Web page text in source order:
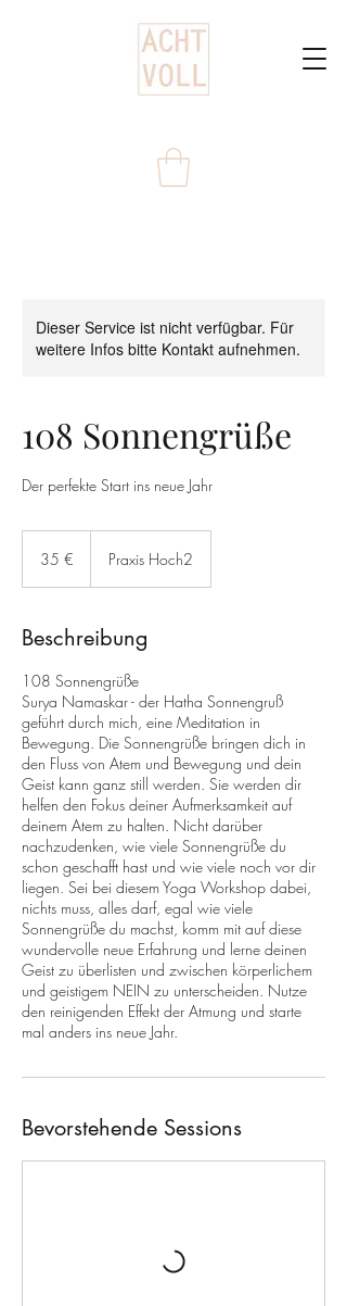
Dieser Service ist nicht verfügbar. Für
weitere Infos bitte Kontakt aufnehmen.
108 Sonnengrüße
Der perfekte Start ins neue Jahr
35 € Praxis Hoch2
Beschreibung
108 Sonnengrüße
Surya Namaskar - der Hatha Sonnengruß
geführt durch mich, eine Meditation in
Bewegung. Die Sonnengrüße bringen dich in
den Fluss von Atem und Bewegung und dein
Geist kann ganz still werden. Sie werden dir
helfen den Fokus deiner Aufmerksamkeit auf
deinem Atem zu halten. Nicht darüber
nachzudenken, wie viele Sonnengrüße du
schon geschafft hast und wie viele noch vor dir
liegen. Sei bei diesem Yoga Workshop dabei,
nichts muss, alles darf, egal wie viele
Sonnengrüße du machst, komm mit auf diese
wundervolle neue Erfahrung und lerne deinen
Geist zu überlisten und zwischen körperlichem
und geistigem NEIN zu unterscheiden. Nutze
den reinigenden Effekt der Atmung und starte
mal anders ins neue Jahr.
Bevorstehende Sessions